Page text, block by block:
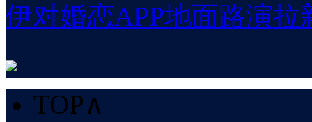
伊对婚恋APP地面路演拉
TOP∧